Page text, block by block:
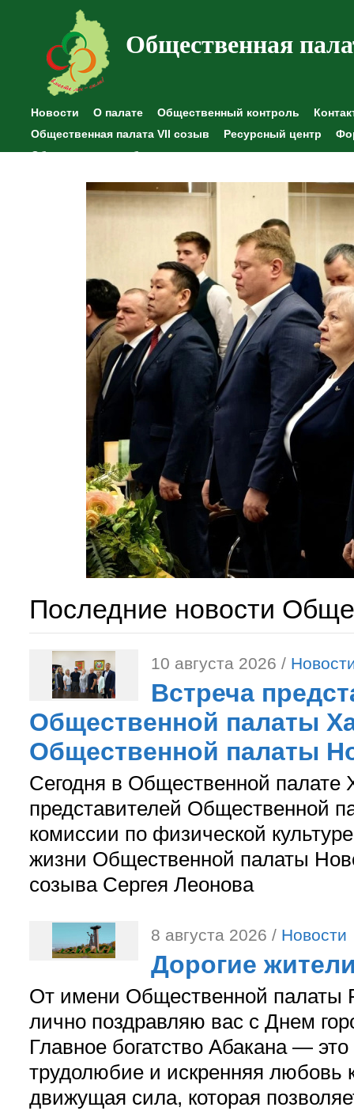
Общественная
Новости О палате Общественный контроль
Общественная палата VII созыв
Ресурсный центр
Общественные наблюдения
Последние новости
10 августа 2026 /
Встреча
Общественной палаты
Общественной палаты
Сегодня в Общественной палате
представителей Общественной
комиссии по физической
жизни Общественной палаты
созыва Сергея Леонова
8 августа 2026 / Новости
Дорогие
От имени Общественной палаты
лично поздравляю вас с Днем
Главное богатство Абакана —
трудолюбие и искренняя любовь
движущая сила, которая